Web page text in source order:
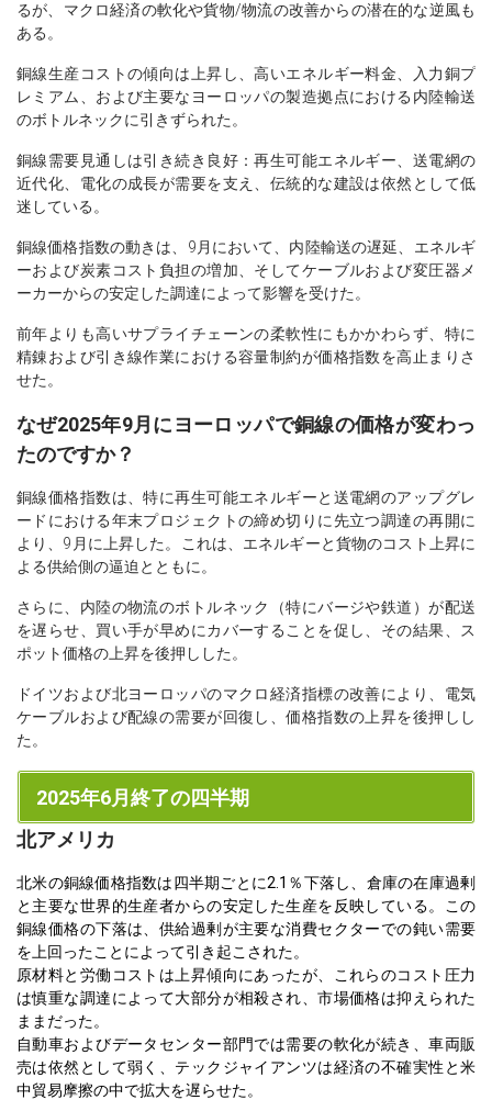
るが、マクロ経済の軟化や貨物/物流の改善からの潜在的な逆風も
ある。
銅線生産コストの傾向は上昇し、高いエネルギー料金、入力銅プ
レミアム、および主要なヨーロッパの製造拠点における内陸輸送
のボトルネックに引きずられた。
銅線需要見通しは引き続き良好：再生可能エネルギー、送電網の
近代化、電化の成長が需要を支え、伝統的な建設は依然として低
迷している。
銅線価格指数の動きは、9月において、内陸輸送の遅延、エネルギ
ーおよび炭素コスト負担の増加、そしてケーブルおよび変圧器メ
ーカーからの安定した調達によって影響を受けた。
前年よりも高いサプライチェーンの柔軟性にもかかわらず、特に
精錬および引き線作業における容量制約が価格指数を高止まりさ
せた。
なぜ2025年9月にヨーロッパで銅線の価格が変わっ
たのですか？
銅線価格指数は、特に再生可能エネルギーと送電網のアップグレ
ードにおける年末プロジェクトの締め切りに先立つ調達の再開に
より、9月に上昇した。これは、エネルギーと貨物のコスト上昇に
よる供給側の逼迫とともに。
さらに、内陸の物流のボトルネック（特にバージや鉄道）が配送
を遅らせ、買い手が早めにカバーすることを促し、その結果、ス
ポット価格の上昇を後押しした。
ドイツおよび北ヨーロッパのマクロ経済指標の改善により、電気
ケーブルおよび配線の需要が回復し、価格指数の上昇を後押しし
た。
2025年6月終了の四半期
北アメリカ
北米の銅線価格指数は四半期ごとに2.1％下落し、倉庫の在庫過剰
と主要な世界的生産者からの安定した生産を反映している。この
銅線価格の下落は、供給過剰が主要な消費セクターでの鈍い需要
を上回ったことによって引き起こされた。
原材料と労働コストは上昇傾向にあったが、これらのコスト圧力
は慎重な調達によって大部分が相殺され、市場価格は抑えられた
ままだった。
自動車およびデータセンター部門では需要の軟化が続き、車両販
売は依然として弱く、テックジャイアンツは経済の不確実性と米
中貿易摩擦の中で拡大を遅らせた。